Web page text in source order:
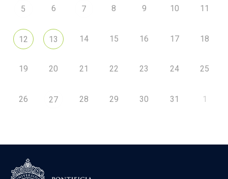
5 6 7 8 9 10 11
12 13 14 15 16 17 18
19 20 21 22 23 24 25
26 27 28 29 30 31 1